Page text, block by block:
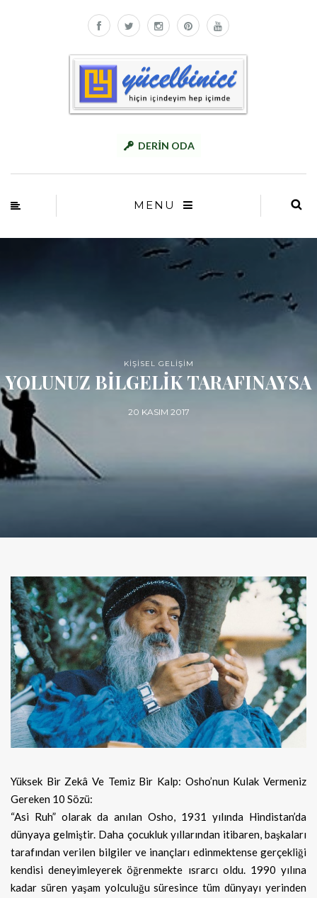
DERİN ODA
MENU
KİŞİSEL GELİŞİM
YOLUNUZ BİLGELİK TARAFINAYSA
20 KASIM 2017
Yüksek Bir Zekâ Ve Temiz Bir Kalp: Osho’nun Kulak Vermeniz
Gereken 10 Sözü:
“Asi Ruh” olarak da anılan Osho, 1931 yılında Hindistan’da
dünyaya gelmiştir. Daha çocukluk yıllarından itibaren, başkaları
tarafından verilen bilgiler ve inançları edinmektense gerçekliği
kendisi deneyimleyerek öğrenmekte ısrarcı oldu. 1990 yılına
kadar süren yaşam yolculuğu süresince tüm dünyayı yerinden